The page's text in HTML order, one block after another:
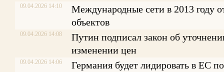
09.04.2026 14:10
Международные сети в 2013 году
объектов
09.04.2026 14:08
Путин подписал закон об
изменении цен
09.04.2026 14:06
Германия будет лидировать в ЕС